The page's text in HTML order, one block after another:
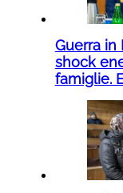
Guerra in
shock
famiglie.